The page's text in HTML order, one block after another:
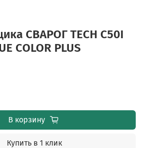
СВАРОГ TECH C50I
COLOR PLUS
В корзину
Купить в 1 клик